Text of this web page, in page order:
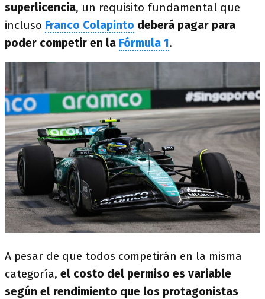
superlicencia, un requisito fundamental que
incluso Franco Colapinto deberá pagar para
poder competir en la Fórmula 1.
A pesar de que todos competirán en la misma
categoría, el costo del permiso es variable
según el rendimiento que los protagonistas